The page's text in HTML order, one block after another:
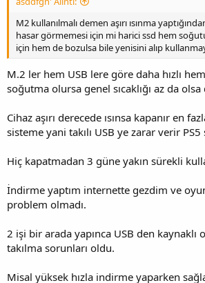
M2 kullanılmalı demen aşırı ısınma
hasar görmemesi için mi harici ssd hem
için hem de bozulsa bile yenisini alıp
M.2 ler hem USB lere göre daha hızlı
soğutma olursa genel sıcaklığı az da
Cihaz aşırı derecede ısınsa kapanır en
sisteme yani takılı USB ye zarar verir
Hiç kapatmadan 3 güne yakın sürekli
İndirme yaptım internette gezdim ve
problem olmadı.
2 işi bir arada yapınca USB den kaynaklı
takılma sorunları oldu.
Misal yüksek hızla indirme yaparken